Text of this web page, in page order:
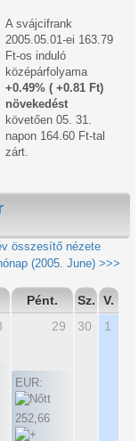
A svájcifrank
2005.05.01-ei 163.79
Ft-os induló
középárfolyama
+0.49% ( +0.81 Ft)
növekedést
követően 05. 31.
napon 164.60 Ft-tal
zárt.
összesítő nézete
(2005. June) >>>
Pént. Sz.
V.
29
EUR:
252,66
30 1